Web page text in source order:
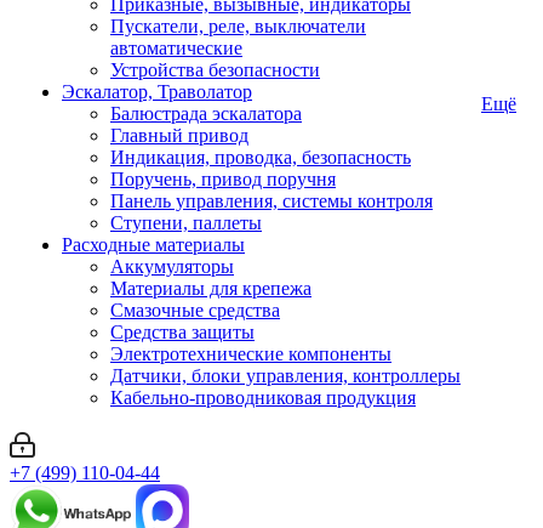
Приказные, вызывные, индикаторы
Пускатели, реле, выключатели
автоматические
Устройства безопасности
Эскалатор, Траволатор
Балюстрада эскалатора
Главный привод
Индикация, проводка, безопасность
Поручень, привод поручня
Панель управления, системы контроля
Ступени, паллеты
Расходные материалы
Аккумуляторы
Материалы для крепежа
Смазочные средства
Средства защиты
Электротехнические компоненты
Датчики, блоки управления, контроллеры
Кабельно-проводниковая продукция
Ещё
+7 (499) 110-04-44